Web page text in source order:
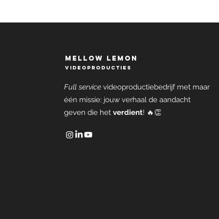
Full service videoproductiebedrijf met maar
één missie: jouw verhaal de aandacht
geven die hetverdient! 🔥👏
mellow lemon
videoproducties